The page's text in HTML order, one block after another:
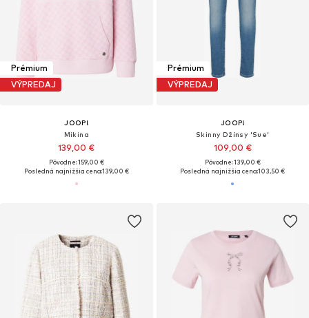
Prémium
VÝPREDAJ
JOOP!
Mikina
139,00 €
Pôvodne: 159,00 €
Posledná najnižšia cena:139,00 €
Prémium
VÝPREDAJ
JOOP!
Skinny Džínsy 'Sue'
109,00 €
Pôvodne: 139,00 €
Posledná najnižšia cena:103,50 €